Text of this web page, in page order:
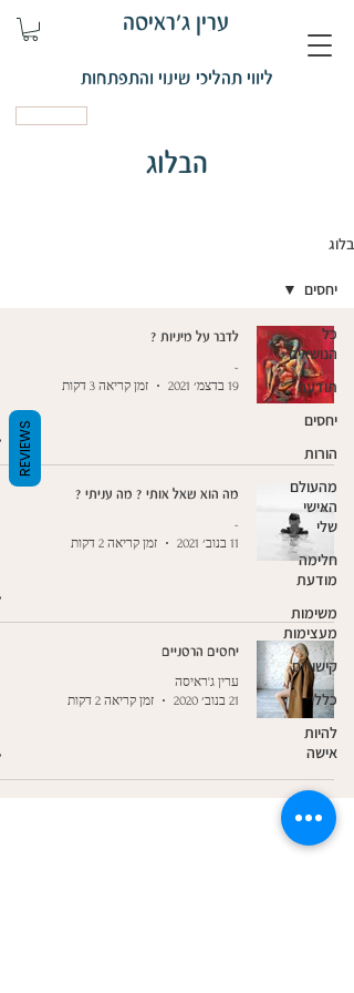
ערין ג'ראיסה
ליווי תהליכי שינוי והתפתחות
הבלוג
בלוג
כל
הנושאים
תודעה
יחסים
הורות
מהעולם
האישי
שלי
חלימה
מודעת
משימות
מעצימות
קישורים
כללי
להיות
אישה
יחסים
לדבר על מיניות ?
-
19 בדצמ׳ 2021
זמן קריאה 3 דקות
מה הוא שאל אותי ? מה עניתי ?
-
11 בנוב׳ 2021
זמן קריאה 2 דקות
יחסים הרסניים
ערין ג'ראיסה
21 בנוב׳ 2020
זמן קריאה 2 דקות
- מלווה גירושין - מטפלת אישית - הורות
REVIEWS